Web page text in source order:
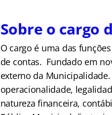
Sobre o cargo
O cargo é uma das
de contas. Fundado em
externo da
operacionalidade,
natureza financeira,